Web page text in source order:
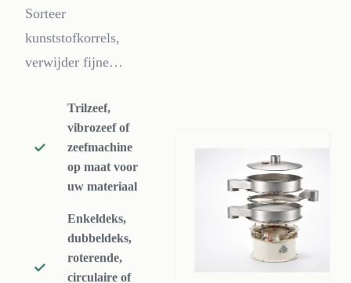
Sorteer
kunststofkorrels,
verwijder fijne
classificeer poeder
met een circulaire
of lineaire trilzeef
afgestemd op uw
Trilzeef,
vibrozeef of
zeefmachine
op maat voor
uw materiaal
Enkeldeks,
dubbeldeks,
roterende,
circulaire of